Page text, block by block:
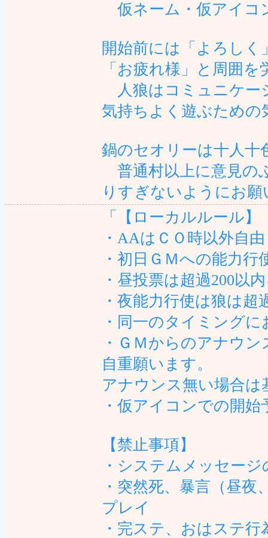
仮ネーム・仮アイコ
開始前には「よろし
「お疲れ様」と周囲
人狼はコミュニケー
気持ちよく遊ぶための
鍋のセオリーは十人十
普通村以上に意見の
りすぎないようにお
「【ローカルルール】
・AAはＣＯ時以外自由
・初日ＧＭへの能力行
・昼投票は超過200以
・夜能力行使は狼は超
・同一のタイミング
・ＧＭからのアナウ
自重願います。
アナウンス無い場合は
・仮アイコンでの開
【禁止事項】
・システムメッセー
・突然死、暴言（昼
プレイ
・完ステ、おはステ行